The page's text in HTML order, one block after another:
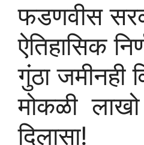
फडणवीस
ऐतिहासिक
गुंठा जमीनही
मोकळी लाखो
दिलासा!